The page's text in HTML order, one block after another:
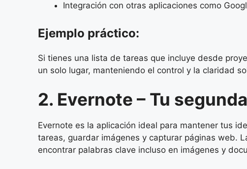
Integración con otras aplicaciones como
Ejemplo práctico:
Si tienes una lista de tareas que incluye desde
un solo lugar, manteniendo el control y la claridad
2. Evernote – Tu
Evernote es la aplicación ideal para mantener tus
tareas, guardar imágenes y capturar páginas web.
encontrar palabras clave incluso en imágenes y